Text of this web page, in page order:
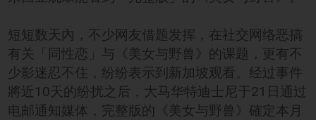
短短数天內，不少网友借题发挥，在社交网络恶搞
有关「同性恋」与《美女与野兽》的课题，更有不
少影迷忍不住，纷纷表示到新加坡观看。经过事件
將近10天的纷扰之后，大马华特迪士尼于21日通过
电邮通知媒体，完整版的《美女与野兽》確定本月